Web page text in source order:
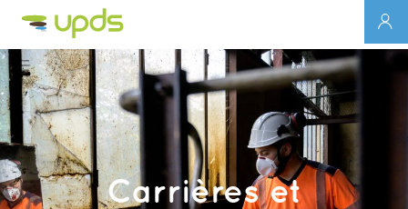
Carrières et